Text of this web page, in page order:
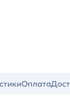
Оплата